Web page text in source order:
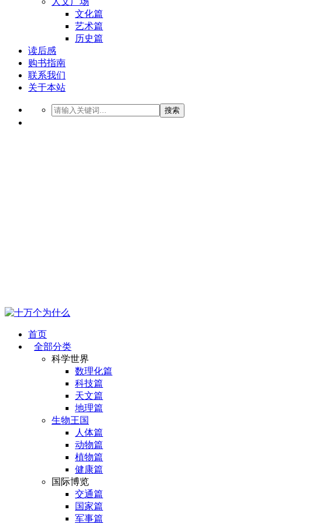
文化篇
艺术篇
历史篇
读后感
购书指南
联系我们
关于本站
搜索
首页
全部分类
科学世界
数理化篇
科技篇
天文篇
地理篇
生物王国
人体篇
动物篇
植物篇
健康篇
国际博览
交通篇
国家篇
军事篇